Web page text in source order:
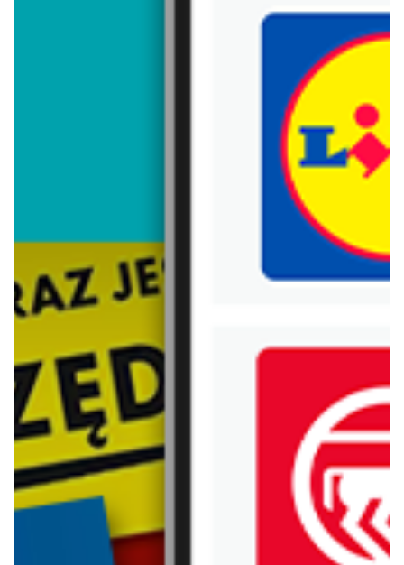
Trafiłeś na nieaktualną gazetkę
Zobacz aktualne gazetki Blix!
od dziś
Biedronka
aktualna
Oferta od czwartku
WIĘCEJ GAZETEK